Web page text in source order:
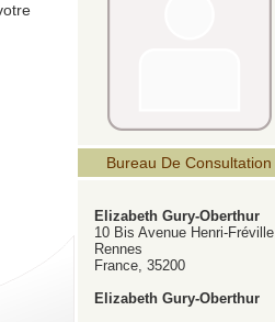
Bureau De Consultation
Elizabeth Gury-Oberthur
10 Bis Avenue Henri-Fréville
Rennes
France, 35200
Elizabeth Gury-Oberthur